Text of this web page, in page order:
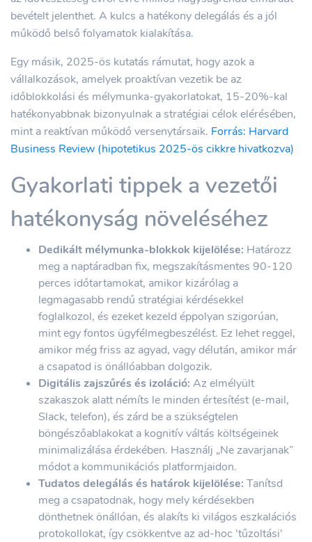
bevételt jelenthet. A kulcs a hatékony delegálás és a jól
működő belső folyamatok kialakítása.
Egy másik, 2025-ös kutatás rámutat, hogy azok a
vállalkozások, amelyek proaktívan vezetik be az
időblokkolási és mélymunka-gyakorlatokat, 15-20%-kal
hatékonyabbnak bizonyulnak a stratégiai célok elérésében,
mint a reaktívan működő versenytársaik. Forrás: Harvard
Business Review (hipotetikus 2025-ös cikkre hivatkozva)
Gyakorlati tippek a vezetői
hatékonyság növeléséhez
Dedikált mélymunka-blokkok kijelölése: Határozz
meg a naptáradban fix, megszakításmentes 90-120
perces időtartamokat, amikor kizárólag a
legmagasabb rendű stratégiai kérdésekkel
foglalkozol, és ezeket kezeld éppolyan szigorúan,
mint egy fontos ügyfélmegbeszélést. Ez lehet reggel,
amikor még friss az agyad, vagy délután, amikor már
a csapatod is önállóabban dolgozik.
Digitális zajszűrés és izoláció: Az elmélyült
szakaszok alatt némíts le minden értesítést (e-mail,
Slack, telefon), és zárd be a szükségtelen
böngészőablakokat a kognitív váltás költségeinek
minimalizálása érdekében. Használj „Ne zavarjanak”
módot a kommunikációs platformjaidon.
Tudatos delegálás és határok kijelölése: Tanítsd
meg a csapatodnak, hogy mely kérdésekben
dönthetnek önállóan, és alakíts ki világos eszkalációs
protokollokat, így csökkentve az ad-hoc 'tűzoltási'